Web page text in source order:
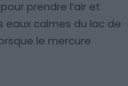
prendre l’air et
eaux calmes du lac de
le mercure